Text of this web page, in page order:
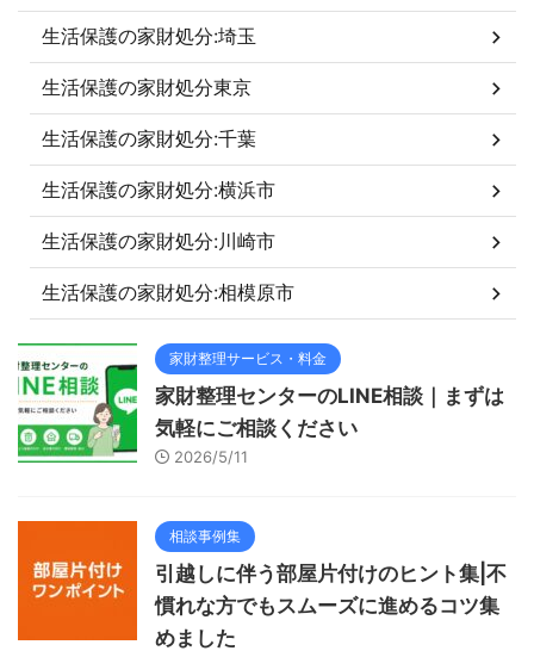
生活保護の家財処分:埼玉
生活保護の家財処分東京
生活保護の家財処分:千葉
生活保護の家財処分:横浜市
生活保護の家財処分:川崎市
生活保護の家財処分:相模原市
家財整理サービス・料金
家財整理センターのLINE相談｜まずは
気軽にご相談ください
2026/5/11
相談事例集
引越しに伴う部屋片付けのヒント集|不
慣れな方でもスムーズに進めるコツ集
めました